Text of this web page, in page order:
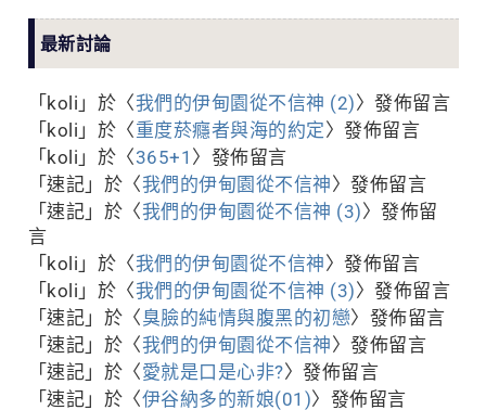
最新討論
「 koli 」於〈我們的伊甸園從不信神 (2)〉發佈留言
「 koli 」於〈重度菸癮者與海的約定〉發佈留言
「 koli 」於〈365+1 〉發佈留言
「 速記 」於〈我們的伊甸園從不信神〉發佈留言
「 速記 」於〈我們的伊甸園從不信神 (3)〉發佈留
言
「 koli 」於〈我們的伊甸園從不信神〉發佈留言
「 koli 」於〈我們的伊甸園從不信神 (3)〉發佈留言
「 速記 」於〈臭臉的純情與腹黑的初戀〉發佈留言
「 速記 」於〈我們的伊甸園從不信神〉發佈留言
「 速記 」於〈愛就是口是心非?〉發佈留言
「 速記 」於〈伊谷納多的新娘(01)〉發佈留言